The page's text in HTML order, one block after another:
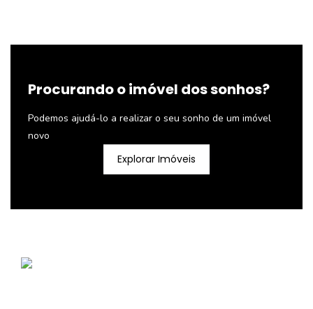
Procurando o imóvel dos sonhos?
Podemos ajudá-lo a realizar o seu sonho de um imóvel
novo
Explorar Imóveis